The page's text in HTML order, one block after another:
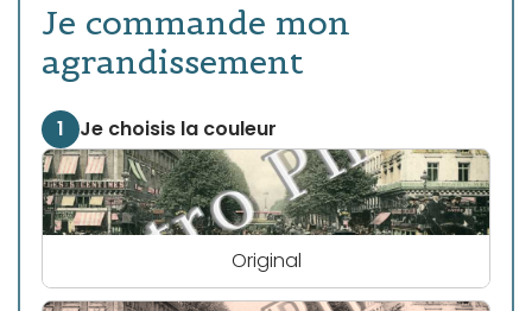
Je commande mon
agrandissement
1 Je choisis la couleur
Original